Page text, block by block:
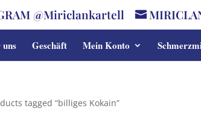
@Miriclankartell
Geschäft Mein Konto
tagged “billiges Kokain”